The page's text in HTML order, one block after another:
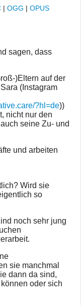
| OGG | OPUS
sagen, dass
)Eltern auf der
(Instagram
?hl=de))
nicht nur den
seine Zu- und
und arbeiten
Wird sie
so
noch sehr jung
sie manchmal
dann da sind,
oder sich